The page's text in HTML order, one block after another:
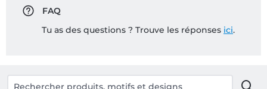
FAQ
Tu as des questions ? Trouve les réponses ici.